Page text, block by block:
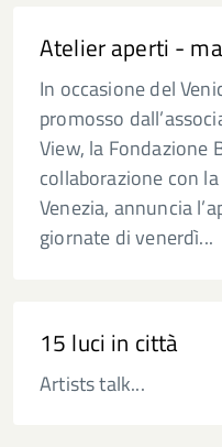
Atelier aperti -
In occasione del
promosso
View, la Fondazione
collaborazione con
Venezia, annuncia
giornate di venerdì...
15 luci in città
Artists talk...